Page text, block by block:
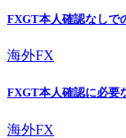
FXGT本人確認なしで
海外FX
FXGT本人確認に必要
海外FX